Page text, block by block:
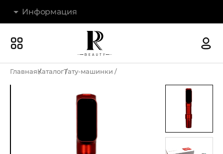
Информация
Наши магазины
О компании
ГлавнаяКаталогТату-машинки